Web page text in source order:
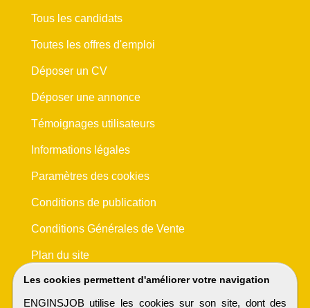
Les cookies permettent d'améliorer votre navigation
ENGINSJOB utilise les cookies sur son site, dont des
Tous les candidats
Toutes les offres d'emploi
Déposer un CV
Déposer une annonce
Témoignages utilisateurs
Informations légales
Paramètres des cookies
Conditions de publication
Conditions Générales de Vente
Plan du site